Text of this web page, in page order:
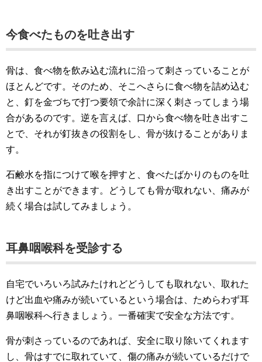
今食べたものを吐き出す
骨は、食べ物を飲み込む流れに沿って刺さっていることが
ほとんどです。そのため、そこへさらに食べ物を詰め込む
と、釘を金づちで打つ要領で余計に深く刺さってしまう場
合があるのです。逆を言えば、口から食べ物を吐き出すこ
とで、それが釘抜きの役割をし、骨が抜けることがありま
す。
石鹸水を指につけて喉を押すと、食べたばかりのものを吐
き出すことができます。どうしても骨が取れない、痛みが
続く場合は試してみましょう。
耳鼻咽喉科を受診する
自宅でいろいろ試みたけれどどうしても取れない、取れた
けど出血や痛みが続いているという場合は、ためらわず耳
鼻咽喉科へ行きましょう。一番確実で安全な方法です。
骨が刺さっているのであれば、安全に取り除いてくれます
し、骨はすでに取れていて、傷の痛みが続いているだけで